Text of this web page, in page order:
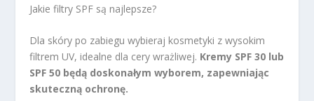
Jakie filtry SPF są najlepsze?
Dla skóry po zabiegu wybieraj kosmetyki z wysokim
filtrem UV, idealne dla cery wrażliwej. Kremy SPF 30 lub
SPF 50 będą doskonałym wyborem, zapewniając
skuteczną ochronę.